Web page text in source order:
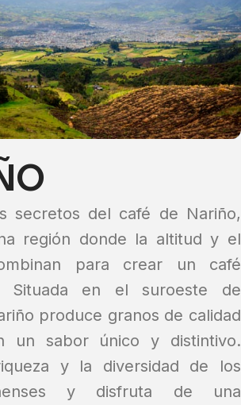
secretos del café de Nariño,
región donde la altitud y el
para crear un café
Situada en el suroeste de
produce granos de calidad
un sabor único y distintivo.
y la diversidad de los
y disfruta de una